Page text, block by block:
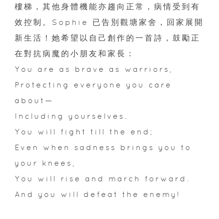
樓梯，其他身體機能亦趨向正常，病情受到有
效控制。Sophie 已告別觀塘家舍，回家展開
新生活！她希望以自己創作的一首詩，鼓勵正
在對抗病魔的小朋友和家長：
You are as brave as warriors,
Protecting everyone you care
about—
Including yourselves.
You will fight till the end;
Even when sadness brings you to
your knees,
You will rise and march forward.
And you will defeat the enemy!